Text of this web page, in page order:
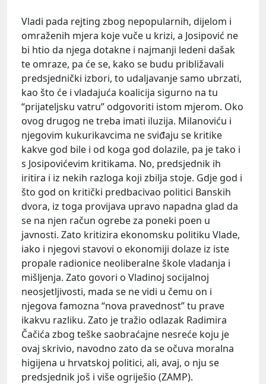
Vladi pada rejting zbog nepopularnih, dijelom i
omraženih mjera koje vuče u krizi, a Josipović ne
bi htio da njega dotakne i najmanji ledeni dašak
te omraze, pa će se, kako se budu približavali
predsjednički izbori, to udaljavanje samo ubrzati,
kao što će i vladajuća koalicija sigurno na tu
“prijateljsku vatru” odgovoriti istom mjerom. Oko
ovog drugog ne treba imati iluzija. Milanoviću i
njegovim kukurikavcima ne sviđaju se kritike
kakve god bile i od koga god dolazile, pa je tako i
s Josipovićevim kritikama. No, predsjednik ih
iritira i iz nekih razloga koji zbilja stoje. Gdje god i
što god on kritički predbacivao politici Banskih
dvora, iz toga provijava upravo napadna glad da
se na njen račun ogrebe za poneki poen u
javnosti. Zato kritizira ekonomsku politiku Vlade,
iako i njegovi stavovi o ekonomiji dolaze iz iste
propale radionice neoliberalne škole vladanja i
mišljenja. Zato govori o Vladinoj socijalnoj
neosjetljivosti, mada se ne vidi u čemu on i
njegova famozna “nova pravednost” tu prave
ikakvu razliku. Zato je tražio odlazak Radimira
Čačića zbog teške saobraćajne nesreće koju je
ovaj skrivio, navodno zato da se očuva moralna
higijena u hrvatskoj politici, ali, avaj, o nju se
predsjednik još i više ogriješio (ZAMP).